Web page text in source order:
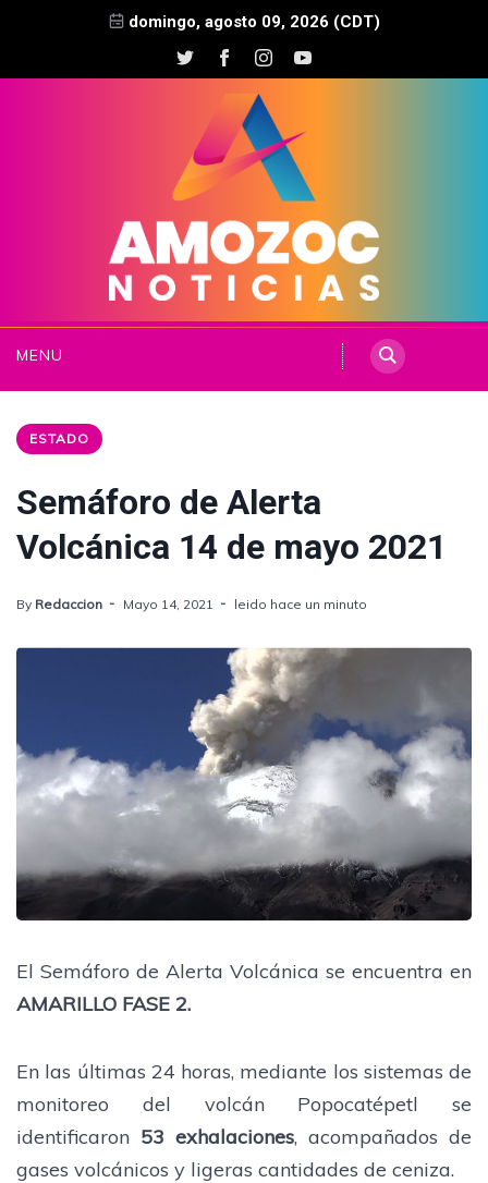
domingo, agosto 09, 2026 (CDT)
MENU
ESTADO
Semáforo de Alerta
Volcánica 14 de mayo 2021
By Redaccion Mayo 14, 2021 leido hace un minuto
El Semáforo de Alerta Volcánica se encuentra en
AMARILLO FASE 2.
En las últimas 24 horas, mediante los sistemas de
monitoreo del volcán Popocatépetl se
identificaron 53 exhalaciones, acompañados de
gases volcánicos y ligeras cantidades de ceniza.